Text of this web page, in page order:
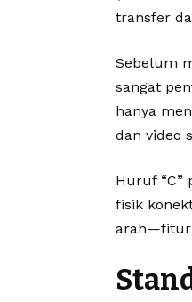
transfer
Sebelum
sangat
hanya
dan video
Huruf “C”
fisik
arah—fitur